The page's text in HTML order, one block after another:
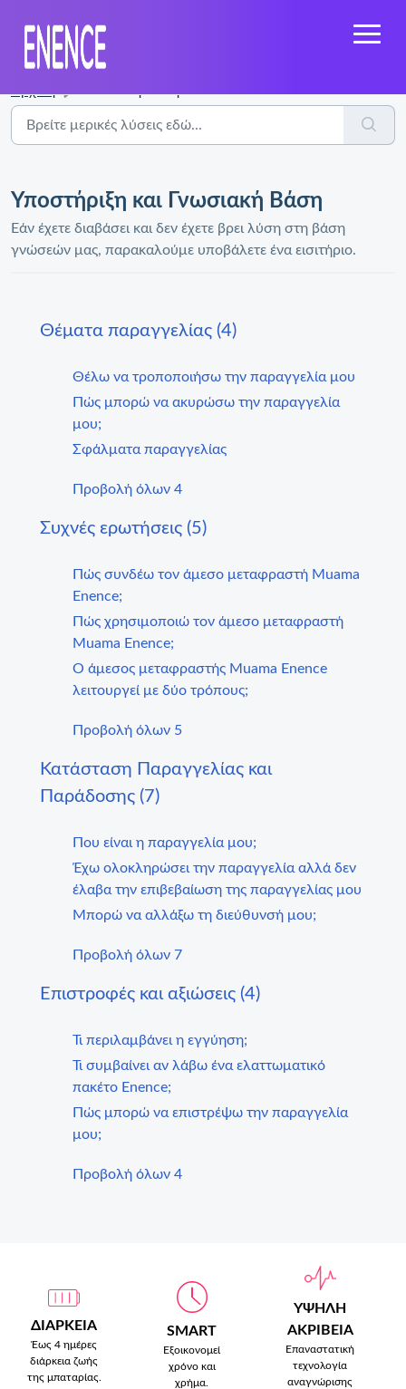
Υποστήριξη και Γνωσιακή Βάση
Εάν έχετε διαβάσει και δεν έχετε βρει λύση στη βάση
γνώσεών μας, παρακαλούμε υποβάλετε ένα εισιτήριο.
Θέματα παραγγελίας (4)
Θέλω να τροποποιήσω την παραγγελία μου
Πώς μπορώ να ακυρώσω την παραγγελία
μου;
Σφάλματα παραγγελίας
Προβολή όλων 4
Συχνές ερωτήσεις (5)
Πώς συνδέω τον άμεσο μεταφραστή Muama
Enence;
Πώς χρησιμοποιώ τον άμεσο μεταφραστή
Muama Enence;
Ο άμεσος μεταφραστής Muama Enence
λειτουργεί με δύο τρόπους;
Προβολή όλων 5
Κατάσταση Παραγγελίας και
Παράδοσης (7)
Που είναι η παραγγελία μου;
Έχω ολοκληρώσει την παραγγελία αλλά δεν
έλαβα την επιβεβαίωση της παραγγελίας μου
Μπορώ να αλλάξω τη διεύθυνσή μου;
Προβολή όλων 7
Επιστροφές και αξιώσεις (4)
Τι περιλαμβάνει η εγγύηση;
Τι συμβαίνει αν λάβω ένα ελαττωματικό
πακέτο Enence;
Πώς μπορώ να επιστρέψω την παραγγελία
μου;
Προβολή όλων 4
ΔΙΑΡΚΕΙΑ
Έως 4 ημέρες
διάρκεια ζωής
της μπαταρίας.
SMART
Εξοικονομεί
χρόνο και
χρήμα.
ΥΨΗΛΗ
ΑΚΡΙΒΕΙΑ
Επαναστατική
τεχνολογία
αναγνώρισης